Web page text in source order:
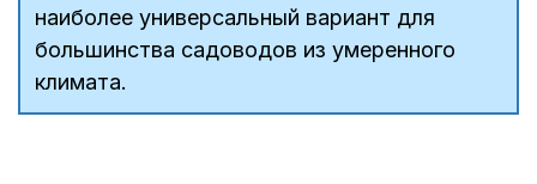
наиболее универсальный вариант для
большинства садоводов из умеренного
климата.